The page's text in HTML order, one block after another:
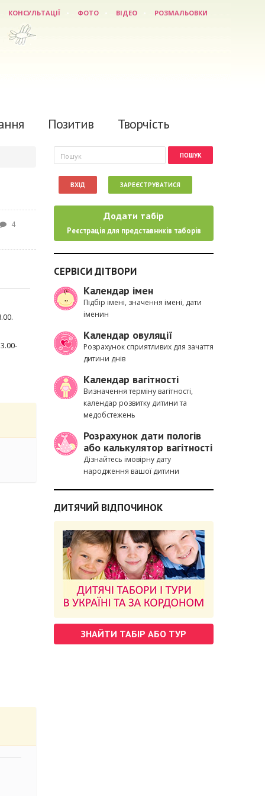
КОНСУЛЬТАЦІЇ ФОТО ВІДЕО РОЗМАЛЬОВКИ
Позитив Творчість
4
Пошукова форма
Пошук
ВХІД ЗАРЕЄСТРУВАТИСЯ
Додати табір
Реєстрація для представників таборів
СЕРВІСИ ДІТВОРИ
Календар імен
Підбір імені, значення імені, дати
іменин
Календар овуляції
Розрахунок сприятливих для зачаття
дитини днів
Календар вагітності
Визначення терміну вагітності,
календар розвитку дитини та
медобстежень
Розрахунок дати пологів
або калькулятор вагітності
Дізнайтесь імовірну дату
народження вашої дитини
ДИТЯЧИЙ ВІДПОЧИНОК
ЗНАЙТИ ТАБІР АБО ТУР